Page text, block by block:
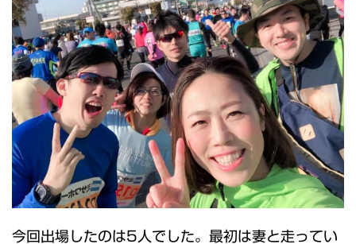
今回出場したのは5人でした。最初は妻と走ってい